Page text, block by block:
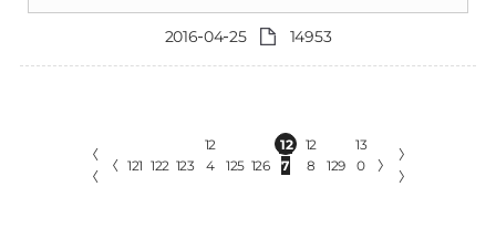
2016-04-25 14953
〈
〈
〈 121 122 123
12
4
125 126
12
7
12
8
129
13
0
〉
〉
〉